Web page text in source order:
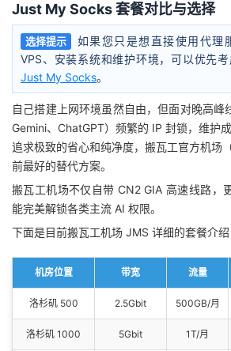
Just My Socks 套餐对比与选择
选择提示
如果您只是想直接使用代理
VPS、安装系统和维护环境，可以优先
Just My Socks。
自己搭建上网环境虽然自由，但面对晚高峰
Gemini、ChatGPT）频繁的 IP 封锁，维护
追求极致的省心和纯净度，搬瓦工官方机场
前最好的替代方案。
搬瓦工机场不仅自带 CN2 GIA 高速线路，
能完美解锁各类主流 AI 权限。
下面是目前搬瓦工机场 JMS 详细的套餐介绍
机房位置 带宽 流量
洛杉矶 500 2.5Gbit 500GB/月
洛杉矶 1000 5Gbit 1T/月